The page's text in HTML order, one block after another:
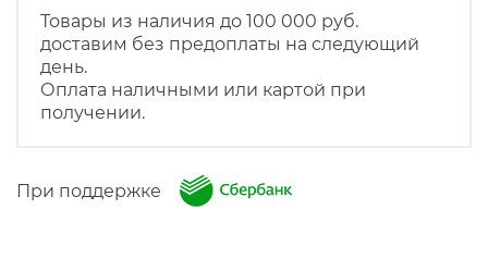
Товары из наличия до 100 000 руб.
доставим без предоплаты на следующий
день.
Оплата наличными или картой при
получении.
При поддержке